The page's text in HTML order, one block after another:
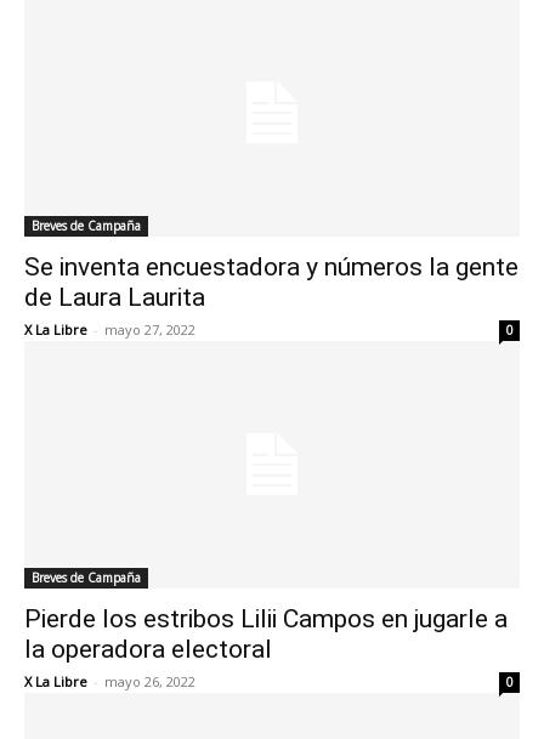
Breves de Campaña
Se inventa encuestadora y números la gente
de Laura Laurita
X La Libre - mayo 27, 2022 0
Breves de Campaña
Pierde los estribos Lilii Campos en jugarle a
la operadora electoral
X La Libre - mayo 26, 2022 0